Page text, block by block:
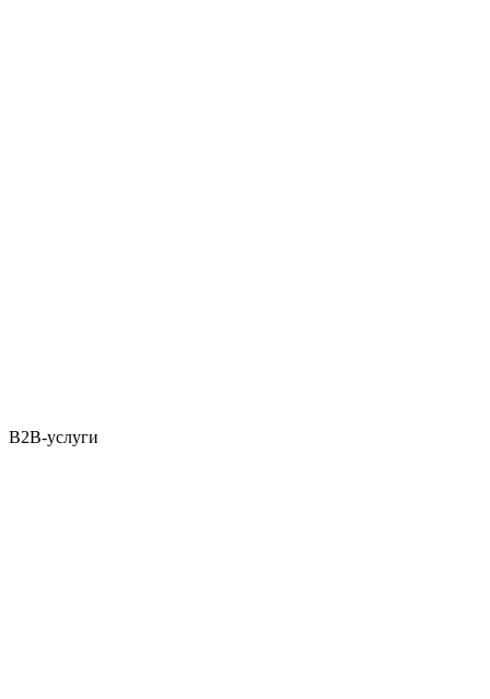
B2B-услуги